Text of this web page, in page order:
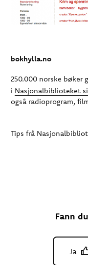
bokhylla.no
250.000 norske bøker
i Nasjonalbiblioteket
også radioprogram,
Tips frå
Fann
Ja